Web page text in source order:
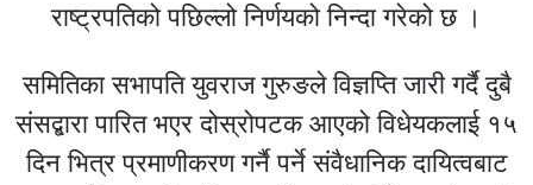
राष्ट्रपतिको पछिल्लो निर्णयको निन्दा गरेको छ ।
समितिका सभापति युवराज गुरुङले विज्ञप्ति जारी गर्दै दुबै
संसद्बारा पारित भएर दोस्रोपटक आएको विधेयकलाई १५
दिन भित्र प्रमाणीकरण गर्नै पर्ने संवैधानिक दायित्वबाट